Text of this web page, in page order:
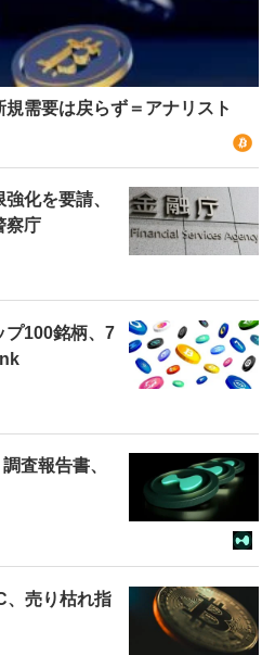
需要は戻らず＝アナリスト
化を要請、
察庁
プ100銘柄、7
査報告書、
、売り枯れ指